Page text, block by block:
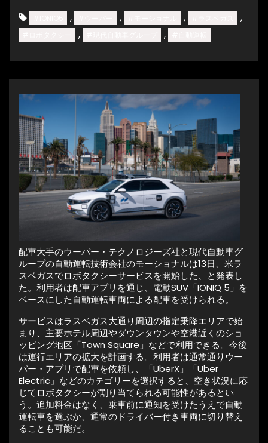
, , , ,
, ,
配車大手のウーバー・テクノロジーズ社と現代自動車グ
ループの自動運転技術会社のモーショナルは13日、米ラ
スベガスでロボタクシーサービスを開始した、と発表し
た。利用者は配車アプリを通じ、電動SUV「IONIQ 5」を
ベースにした自動運転車両による配車を受けられる。
サービスはラスベガス大通り周辺の指定乗降エリアで始
まり、主要ホテル周辺やダウンタウンや空港近くのショ
ッピング地区「Town Square」などで利用できる。今後
は運行エリアの拡大を計画する。利用者は通常通りウー
バー・アプリで配車を依頼し、「UberX」「Uber
Electric」などのカテゴリーを選択すると、空き状況に応
じてロボタクシーが割り当てられる可能性があるとい
う。追加料金はなく、乗車前に通知を受けたうえで自動
運転車を選ぶか、通常のドライバー付き車両に切り替え
ることも可能だ。